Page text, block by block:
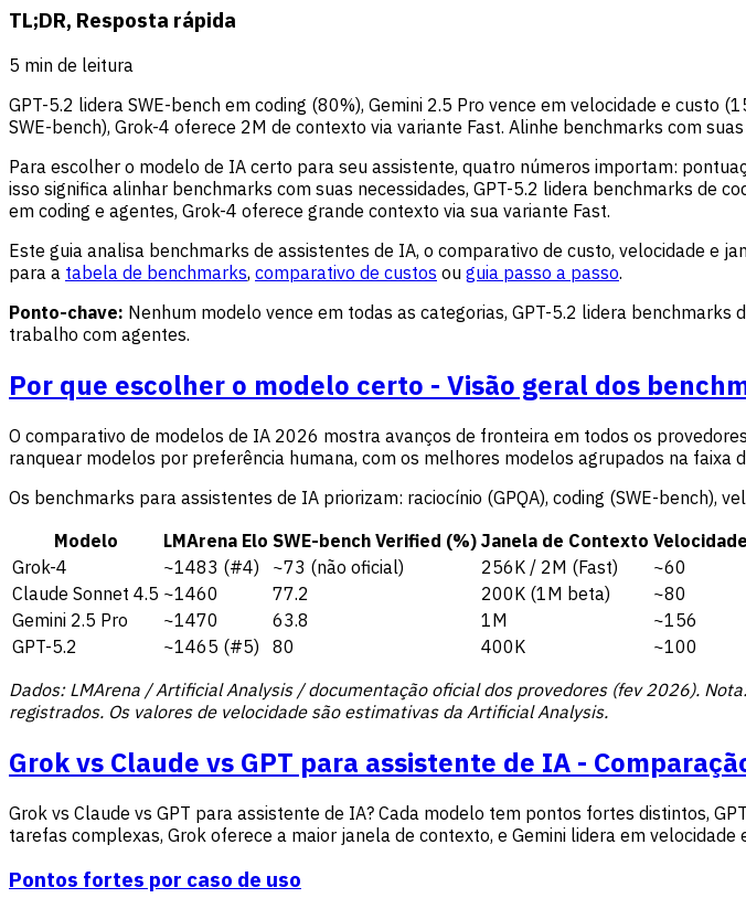
TL;DR, Resposta rápida
5 min de leitura
GPT-5.2 lidera SWE-bench em coding (80%), Gemini 2.5 Pro vence em velocidade e
SWE-bench), Grok-4 oferece 2M de contexto via variante Fast. Alinhe benchmarks com
Para escolher o modelo de IA certo para seu assistente, quatro números importam:
isso significa alinhar benchmarks com suas necessidades, GPT-5.2 lidera benchmarks de
em coding e agentes, Grok-4 oferece grande contexto via sua variante Fast.
Este guia analisa benchmarks de assistentes de IA, o comparativo de custo, velocidade e
para a tabela de benchmarks, comparativo de custos ou guia passo a passo.
Ponto-chave: Nenhum modelo vence em todas as categorias, GPT-5.2 lidera
trabalho com agentes.
Por que escolher o modelo certo - Visão geral dos
O comparativo de modelos de IA 2026 mostra avanços de fronteira em todos os
ranquear modelos por preferência humana, com os melhores modelos agrupados na faixa
Os benchmarks para assistentes de IA priorizam: raciocínio (GPQA), coding (SWE-bench),
Modelo
LMArena Elo SWE-bench Verified (%) Janela de Contexto
Grok-4
~1483 (#4) ~73 (não oficial) 256K / 2M (Fast) ~60
Claude Sonnet 4.5 ~1460 77.2 200K (1M beta) ~80
Gemini 2.5 Pro
~1470 63.8 1M ~156
GPT-5.2
~1465 (#5) 80 400K ~100
Dados: LMArena / Artificial Analysis / documentação oficial dos provedores (fev 2026).
registrados. Os valores de velocidade são estimativas da Artificial Analysis.
Grok vs Claude vs GPT para assistente de IA -
Grok vs Claude vs GPT para assistente de IA? Cada modelo tem pontos fortes distintos,
tarefas complexas, Grok oferece a maior janela de contexto, e Gemini lidera em velocidade
Pontos fortes por caso de uso